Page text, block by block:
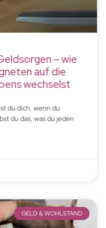
– wie
auf die
wechselst
du dich, wenn du
du das, was du jeden
GELD & WOHLSTAND